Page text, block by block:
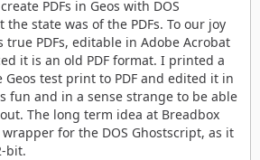
PDFs in Geos with DOS
state was of the PDFs. To our joy
true PDFs, editable in Adobe Acrobat
it is an old PDF format. I printed a
test print to PDF and edited it in
fun and in a sense strange to be able
The long term idea at Breadbox
for the DOS Ghostscript, as it
bit.